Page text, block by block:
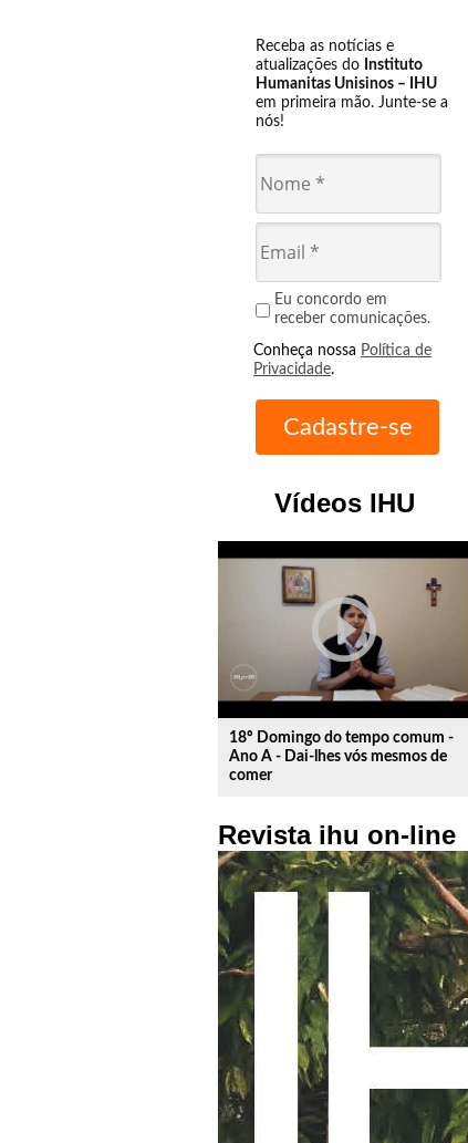
Receba as notícias e
atualizações do Instituto
Humanitas Unisinos – IHU
em primeira mão. Junte-se a
nós!
Eu concordo em
receber comunicações.
Conheça nossa Política de
Privacidade.
Vídeos IHU
play_circle_outline
18º Domingo do tempo comum -
Ano A - Dai-lhes vós mesmos de
comer
Revista ihu on-line